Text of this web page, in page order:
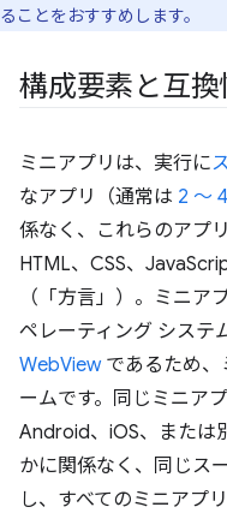
ることをおすすめします。
構成要素と互換
ミニアプリは、実行に
なアプリ（通常は 2 ～
係なく、これらのアプ
HTML、CSS、
（「方言」）。ミニア
ペレーティング システ
WebViewであるため、
ームです。同じミニア
Android、iOS、または
かに関係なく、同じス
し、すべてのミニアプ